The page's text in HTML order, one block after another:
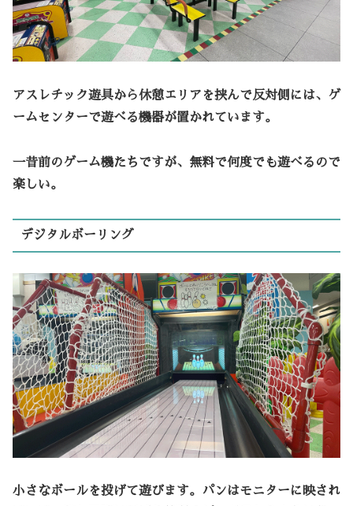
アスレチック遊具から休憩エリアを挟んで反対側には、ゲ
ームセンターで遊べる機器が置かれています。
一昔前のゲーム機たちですが、無料で何度でも遊べるので
楽しい。
デジタルボーリング
小さなボールを投げて遊びます。パンはモニターに映され